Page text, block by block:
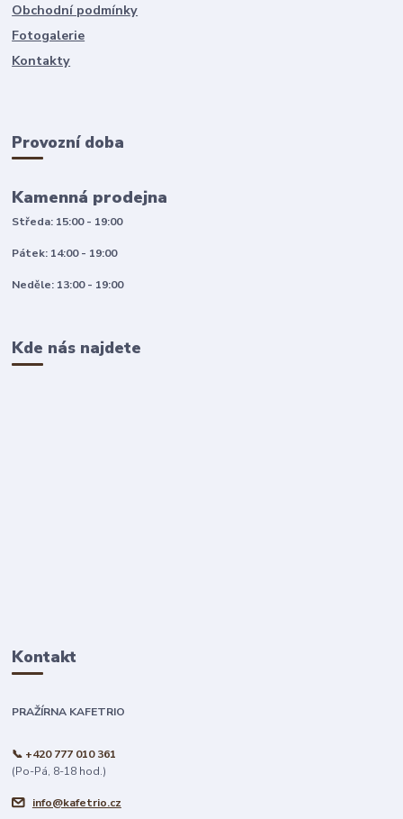
Obchodní podmínky
Fotogalerie
Kontakty
Provozní doba
Kamenná prodejna
Středa: 15:00 - 19:00
Pátek: 14:00 - 19:00
Neděle: 13:00 - 19:00
Kde nás najdete
Kontakt
PRAŽÍRNA KAFETRIO
📞 +420 777 010 361
(Po-Pá, 8-18 hod.)
info@kafetrio.cz